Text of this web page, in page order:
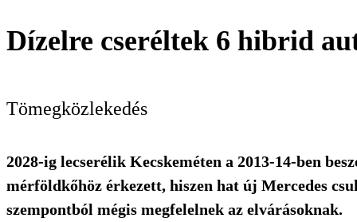
Dízelre cseréltek 6 hibrid
Tömegközlekedés
2028-ig lecserélik Kecskeméten a 2013-14-ben
mérföldkőhöz érkezett, hiszen hat új Mercedes
szempontból mégis megfelelnek az elvárásoknak.